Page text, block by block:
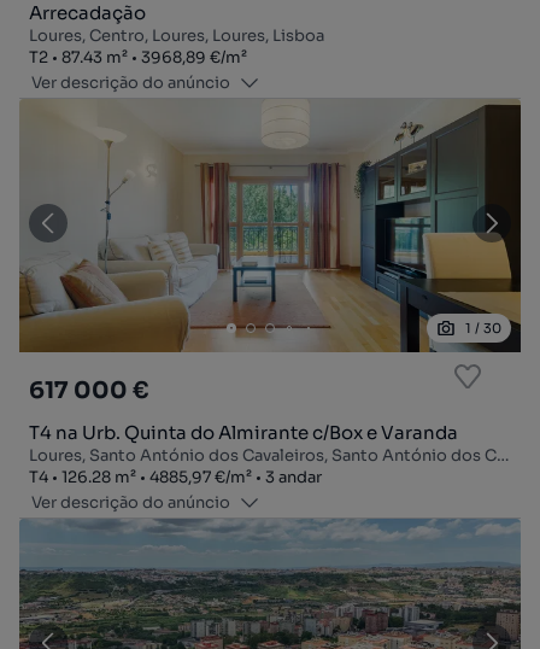
Arrecadação
Loures, Centro, Loures, Loures, Lisboa
Tipologia
T2
Zona87.43 m²
Preço por metro quadrado
3968,89 €/m²
Ver descrição do anúncio
1 / 30
617 000 €
T4 na Urb. Quinta do Almirante c/Box e Varanda
Loures, Santo António dos Cavaleiros, Santo António dos Cavaleiros e Frielas, Loures, Lisboa
Tipologia
T4
Zona126.28 m²
Preço por metro quadrado
4885,97 €/m²
Andar
3 andar
Ver descrição do anúncio